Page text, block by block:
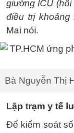
giường ICU
điều trị khoảng
Mai nói.
Bà Nguyễn Thị
Lập trạm y tế
Để kiểm soát